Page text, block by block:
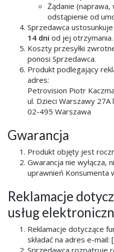
Żądanie (naprawa,
odstąpienie od
Sprzedawca
14 dni od jej otrzymania.
Koszty przesyłki
ponosi Sprzedawca.
Produkt podlegający
adres:
Petrovision Piotr
ul. Dzieci Warszawy 27A
02-495 Warszawa
Gwarancja
Produkt objęty jest
Gwarancja nie wyłącza,
uprawnień Konsumenta
Reklamacje
usług
Reklamacje dotyczące
składać na adres e-mail: